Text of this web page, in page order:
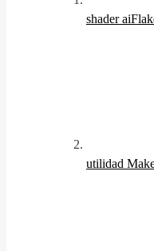
shader
utilidad